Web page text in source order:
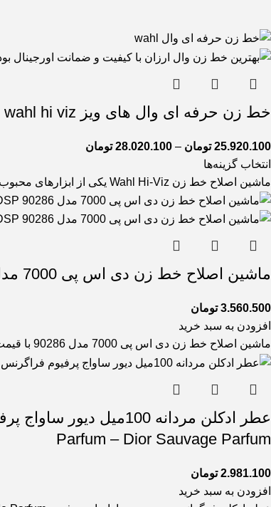
خط زن حرفه ای وال های ویز wahl hi viz
25.920.100 تومان –
28.020.100 تومان
انتخاب گزینه‌ها
ماشین اصلاح خط زن Wahl Hi-Viz یکی از ابزارهای محبوب در دنیای آرایشگری و اصلاح مو است که به خاطر
ماشین اصلاح خط زن دی اس پی 7000 مدل 90286 DSP
3.560.500 تومان
افزودن به سبد خرید
ماشین اصلاح خط زن دی اس پی 7000 مدل 90286 با قیمت مناسب و کارایی و کیفیت بالا که مناسب
Parfum – Dior Sauvage Parfum
2.981.100 تومان
افزودن به سبد خرید